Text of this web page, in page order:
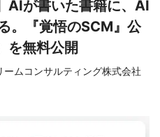
AIが書いた書籍に、AI
。『覚悟のSCM』公
を無料公開
ムコンサルティング株式会社